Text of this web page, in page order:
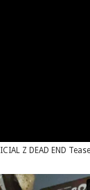
Z DEAD END